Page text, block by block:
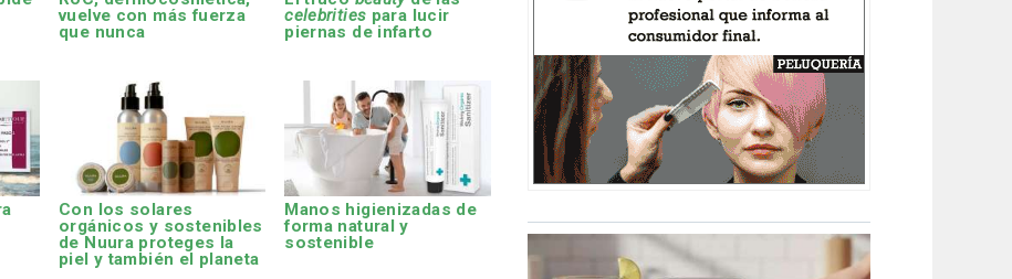
vuelve con más fuerza
que nunca
celebrities para lucir
piernas de infarto
Con los solares
orgánicos y sostenibles
de Nuura proteges la
piel y también el planeta
Manos higienizadas de
forma natural y
sostenible